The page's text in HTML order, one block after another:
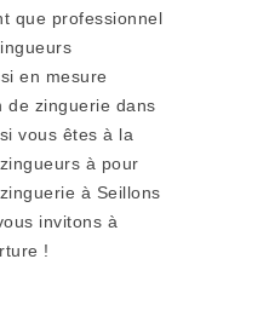
que professionnel
en mesure
de zinguerie dans
vous êtes à la
à pour
à Seillons
invitons à
!